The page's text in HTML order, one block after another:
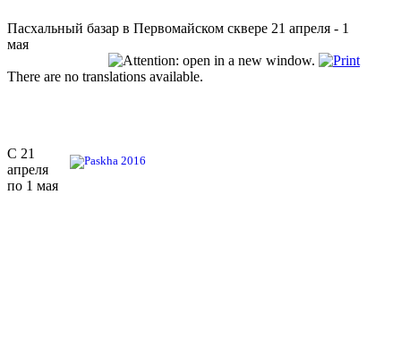
Пасхальный базар в Первомайском сквере 21 апреля - 1
мая
There are no translations available.
С 21
апреля
по 1 мая